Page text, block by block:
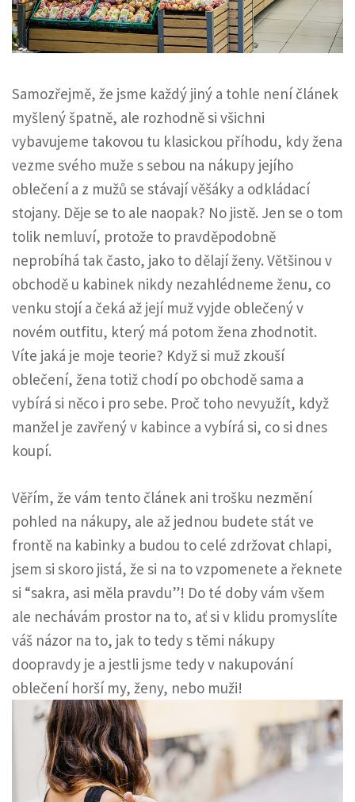
Samozřejmě, že jsme každý jiný a tohle není článek
myšlený špatně, ale rozhodně si všichni
vybavujeme takovou tu klasickou příhodu, kdy žena
vezme svého muže s sebou na nákupy jejího
oblečení a z mužů se stávají věšáky a odkládací
stojany. Děje se to ale naopak? No jistě. Jen se o tom
tolik nemluví, protože to pravděpodobně
neprobíhá tak často, jako to dělají ženy. Většinou v
obchodě u kabinek nikdy nezahlédneme ženu, co
venku stojí a čeká až její muž vyjde oblečený v
novém outfitu, který má potom žena zhodnotit.
Víte jaká je moje teorie? Když si muž zkouší
oblečení, žena totiž chodí po obchodě sama a
vybírá si něco i pro sebe. Proč toho nevyužít, když
manžel je zavřený v kabince a vybírá si, co si dnes
koupí.
Věřím, že vám tento článek ani trošku nezmění
pohled na nákupy, ale až jednou budete stát ve
frontě na kabinky a budou to celé zdržovat chlapi,
jsem si skoro jistá, že si na to vzpomenete a řeknete
si “sakra, asi měla pravdu”! Do té doby vám všem
ale nechávám prostor na to, ať si v klidu promyslíte
váš názor na to, jak to tedy s těmi nákupy
doopravdy je a jestli jsme tedy v nakupování
oblečení horší my, ženy, nebo muži!